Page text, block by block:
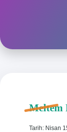
Anasayfa
Meltem
Tarih: Nisan